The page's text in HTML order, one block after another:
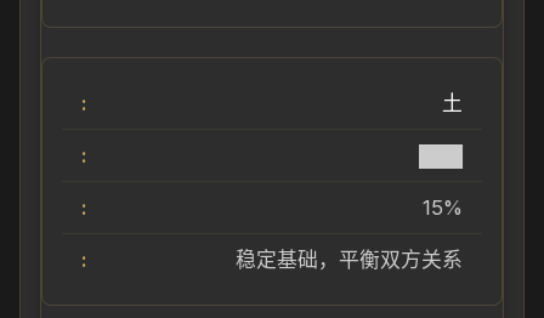
土
15%
稳定基础，平衡双方关系